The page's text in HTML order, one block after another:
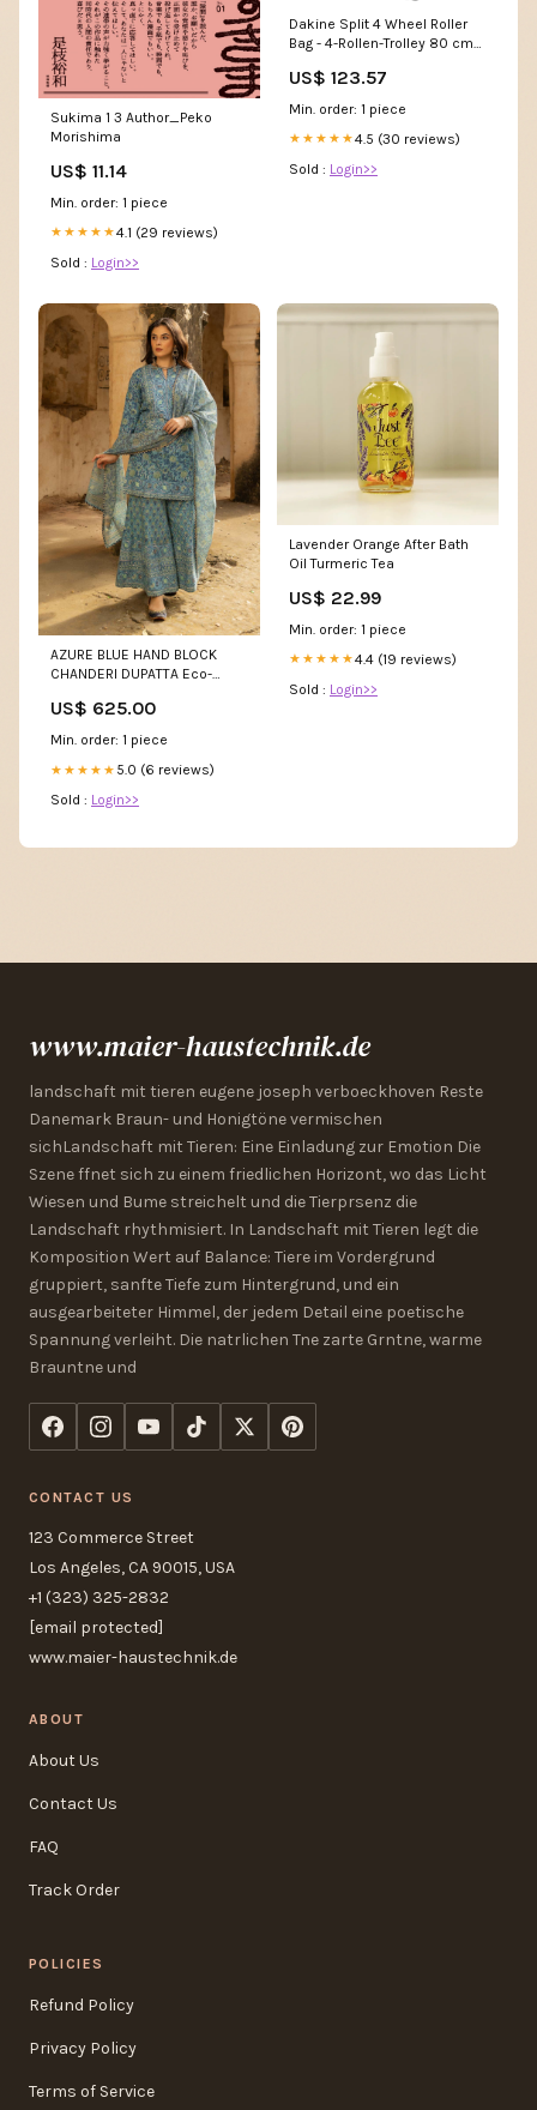
Sukima 1 3 Author_Peko
Morishima
US$ 11.14
Min. order: 1 piece
★★★★★4.1 (29 reviews)
Sold : Login>>
Dakine Split 4 Wheel Roller
Bag - 4-Rollen-Trolley 80 cm
(<30 Tg)
US$ 123.57
Min. order: 1 piece
★★★★★4.5 (30 reviews)
Sold : Login>>
AZURE BLUE HAND BLOCK
CHANDERI DUPATTA Eco-
US$ 625.00
Min. order: 1 piece
★★★★★ 5.0 (6 reviews)
Sold : Login>>
Lavender Orange After Bath
Oil Turmeric Tea
US$ 22.99
Min. order: 1 piece
★★★★★4.4 (19 reviews)
Sold : Login>>
www.maier-haustechnik.de
landschaft mit tieren eugene joseph verboeckhoven Reste
Danemark Braun- und Honigtöne vermischen
sichLandschaft mit Tieren: Eine Einladung zur Emotion Die
Szene ffnet sich zu einem friedlichen Horizont, wo das Licht
Wiesen und Bume streichelt und die Tierprsenz die
Landschaft rhythmisiert. In Landschaft mit Tieren legt die
Komposition Wert auf Balance: Tiere im Vordergrund
gruppiert, sanfte Tiefe zum Hintergrund, und ein
ausgearbeiteter Himmel, der jedem Detail eine poetische
Spannung verleiht. Die natrlichen Tne zarte Grntne, warme
Brauntne und
CONTACT US
123 Commerce Street
Los Angeles, CA 90015, USA
+1 (323) 325-2832
[email protected]
www.maier-haustechnik.de
ABOUT
About Us
Contact Us
FAQ
Track Order
POLICIES
Refund Policy
Privacy Policy
Terms of Service